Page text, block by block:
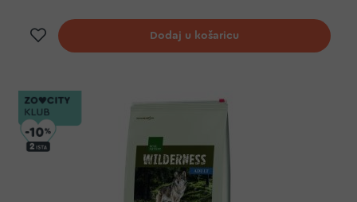
Dodaj na listu želja
Dodaj u košaricu